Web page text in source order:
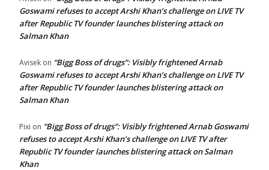
Goswami refuses to accept Arshi Khan’s challenge on LIVE TV
after Republic TV founder launches blistering attack on
Salman Khan
Avisek on “Bigg Boss of drugs”: Visibly frightened Arnab
Goswami refuses to accept Arshi Khan’s challenge on LIVE TV
after Republic TV founder launches blistering attack on
Salman Khan
Pixi on “Bigg Boss of drugs”: Visibly frightened Arnab Goswami
refuses to accept Arshi Khan’s challenge on LIVE TV after
Republic TV founder launches blistering attack on Salman
Khan